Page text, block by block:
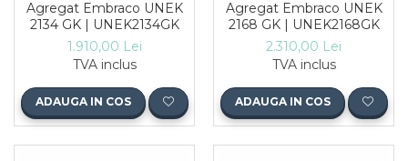
Agregat Embraco UNEK
2134 GK | UNEK2134GK
1.910,00 Lei
TVA inclus
ADAUGA IN COS
Agregat Embraco UNEK
2168 GK | UNEK2168GK
2.310,00 Lei
TVA inclus
ADAUGA IN COS